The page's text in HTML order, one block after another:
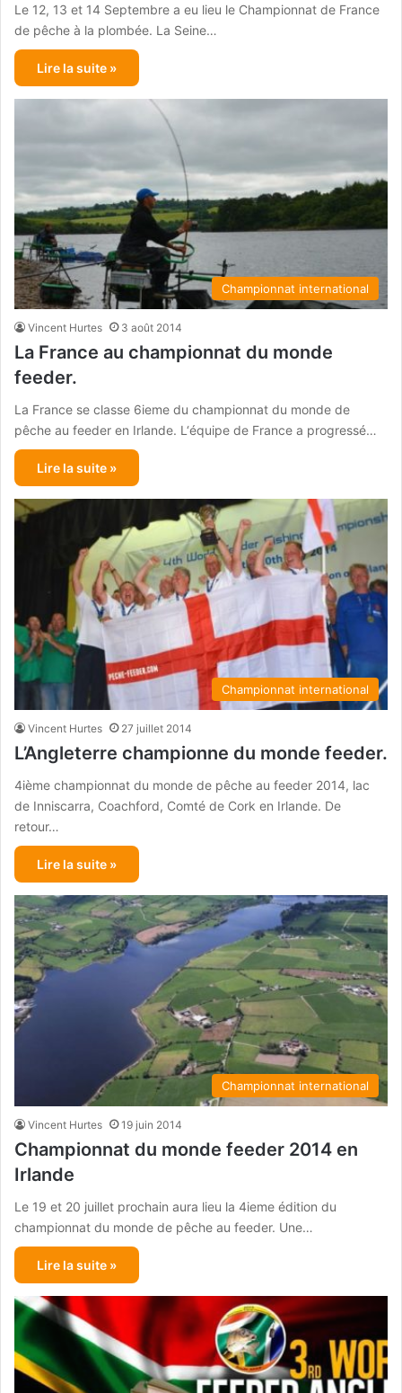
Le 12, 13 et 14 Septembre a eu lieu le Championnat de France
de pêche à la plombée. La Seine…
Lire la suite »
Championnat international
Vincent Hurtes 3 août 2014
La France au championnat du monde
feeder.
La France se classe 6ieme du championnat du monde de
pêche au feeder en Irlande. L‘équipe de France a progressé…
Lire la suite »
Championnat international
Vincent Hurtes 27 juillet 2014
L’Angleterre championne du monde feeder.
4ième championnat du monde de pêche au feeder 2014, lac
de Inniscarra, Coachford, Comté de Cork en Irlande. De
retour…
Lire la suite »
Championnat international
Vincent Hurtes 19 juin 2014
Championnat du monde feeder 2014 en
Irlande
Le 19 et 20 juillet prochain aura lieu la 4ieme édition du
championnat du monde de pêche au feeder. Une…
Lire la suite »